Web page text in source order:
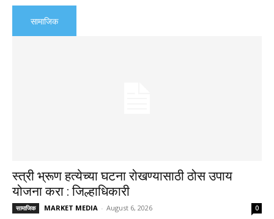
सामाजिक
स्त्री भ्रूण हत्येच्या घटना रोखण्यासाठी ठोस उपाय
योजना करा : जिल्हाधिकारी
सामाजिक MARKET MEDIA - August 6, 2026 0